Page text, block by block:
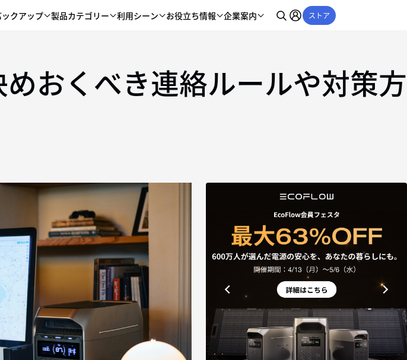
クアップ 製品カテゴリー 利用シーン お役立ち情報 企業案内 ストア
おくべき連絡ルールや対策方